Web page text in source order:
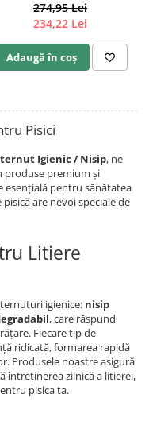
274,95 Lei
234,22 Lei
Adaugă în coș
Pisici
Igienic / Nisip, ne
produse premium și
esențială pentru sănătatea
are nevoi speciale de
Litiere
igienice: nisip
, care răspund
Fiecare tip de
ridicată, formarea rapidă
Produsele noastre asigură
întreținerea zilnică a litierei,
pisica ta.